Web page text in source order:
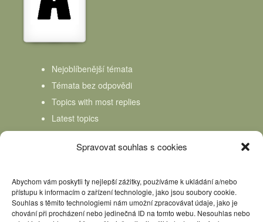
Spravovat souhlas s cookies
Abychom vám poskytli ty nejlepší zážitky, používáme k ukládání a/nebo
přístupu k informacím o zařízení technologie, jako jsou soubory cookie.
Souhlas s těmito technologiemi nám umožní zpracovávat údaje, jako je
chování při procházení nebo jedinečná ID na tomto webu. Nesouhlas nebo
Nejoblíbenější témata
Témata bez odpovědi
Topics with most replies
Latest topics
Topics Freshness